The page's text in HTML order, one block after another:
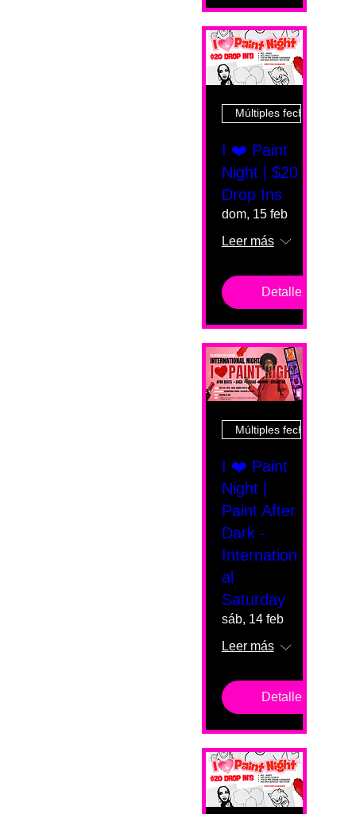
Múltiples fechas
I ❤️ Paint
Night | $20
Drop Ins
dom, 15 feb
Leer más
Detalles
Múltiples fechas
I ❤️ Paint
Night |
Paint After
Dark -
Internation
al
Saturday
sáb, 14 feb
Leer más
Detalles